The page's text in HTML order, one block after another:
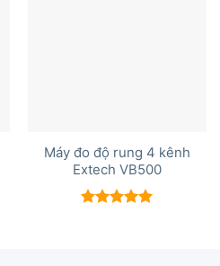
Máy đo độ rung 4 kênh
Extech VB500